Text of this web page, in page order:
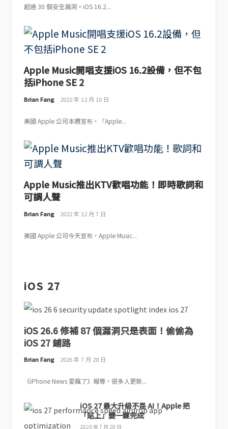
超過 30 個安全漏洞。iOS 16.2...
Apple Music開唱支援iOS 16.2設備，但不包
括iPhone SE 2
Brian Fang 2022 年 12 月 10 日
美國 Apple 公司本週宣布，「Apple...
Apple Music推出KTV歡唱功能！即時歌詞和
可調人聲
Brian Fang 2022 年 12 月 7 日
美國 Apple 公司今天宣布，Apple Music...
iOS 27
iOS 26.6 修補 87 個漏洞只是表面！偷偷為
iOS 27 鋪路
Brian Fang 2026 年 7 月 28 日
《iPhone News 愛瘋了》報導，很多人更新...
iOS 27 最大升級不是 AI！Apple 把
「貼上」變一鍵完成
2026 年 7 月 28 日